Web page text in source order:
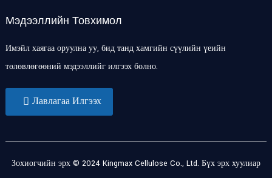
Мэдээллийн Товхимол
Имэйл хаягаа оруулна уу, бид танд хамгийн сүүлийн үеийн
төлөвлөгөөний мэдээллийг илгээх болно.
Лавлагаа Илгээх
Зохиогчийн эрх © 2024 Kingmax Cellulose Co., Ltd. Бүх эрх хуулиар